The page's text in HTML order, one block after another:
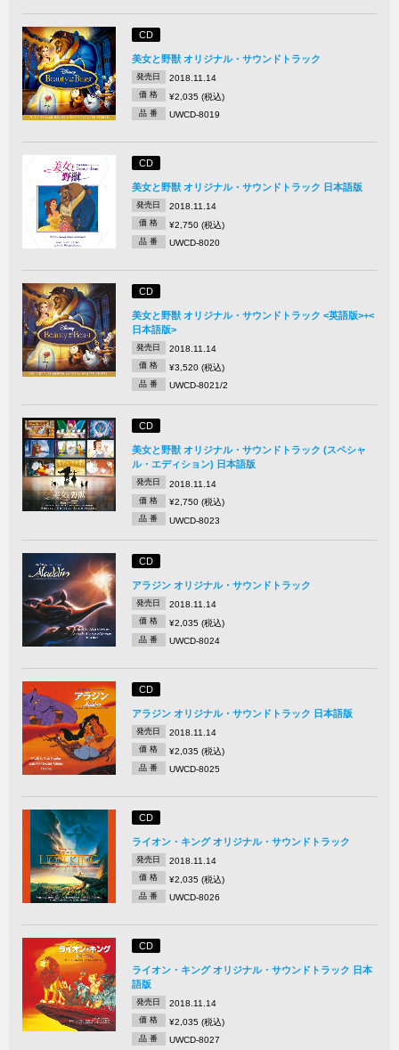
CD
美女と野獣 オリジナル・サウンドトラック
発売日 2018.11.14
価 格 ¥2,035 (税込)
品 番 UWCD-8019
CD
美女と野獣 オリジナル・サウンドトラック 日本語版
発売日 2018.11.14
価 格 ¥2,750 (税込)
品 番 UWCD-8020
CD
美女と野獣 オリジナル・サウンドトラック <英語版>+<
日本語版>
発売日 2018.11.14
価 格 ¥3,520 (税込)
品 番 UWCD-8021/2
CD
美女と野獣 オリジナル・サウンドトラック (スペシャ
ル・エディション) 日本語版
発売日 2018.11.14
価 格 ¥2,750 (税込)
品 番 UWCD-8023
CD
アラジン オリジナル・サウンドトラック
発売日 2018.11.14
価 格 ¥2,035 (税込)
品 番 UWCD-8024
CD
アラジン オリジナル・サウンドトラック 日本語版
発売日 2018.11.14
価 格 ¥2,035 (税込)
品 番 UWCD-8025
CD
ライオン・キング オリジナル・サウンドトラック
発売日 2018.11.14
価 格 ¥2,035 (税込)
品 番 UWCD-8026
CD
ライオン・キング オリジナル・サウンドトラック 日本
語版
発売日 2018.11.14
価 格 ¥2,035 (税込)
品 番 UWCD-8027